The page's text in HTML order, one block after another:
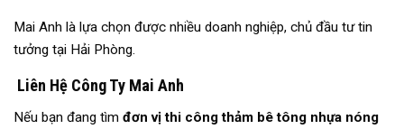
Mai Anh là lựa chọn được nhiều doanh nghiệp, chủ đầu tư tin
tưởng tại Hải Phòng.
Liên Hệ Công Ty Mai Anh
Nếu bạn đang tìm đơn vị thi công thảm bê tông nhựa nóng